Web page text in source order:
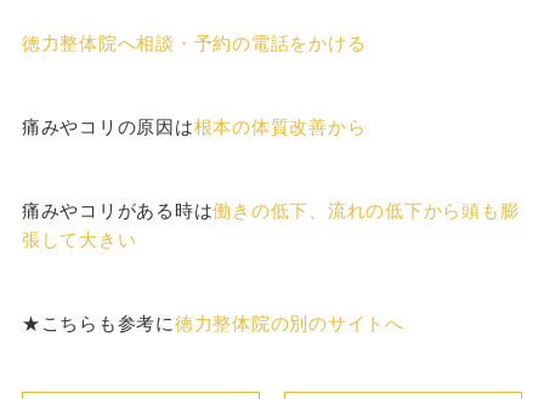
徳力整体院へ相談・予約の電話をかける
痛みやコリの原因は根本の体質改善から
痛みやコリがある時は働きの低下、流れの低下から頭も膨
張して大きい
★こちらも参考に徳力整体院の別のサイトへ